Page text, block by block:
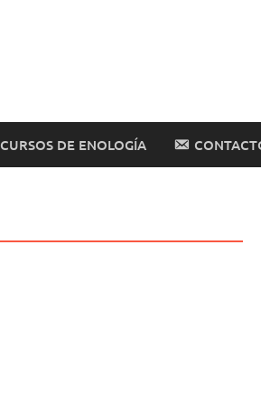
CURSOS DE ENOLOGÍA